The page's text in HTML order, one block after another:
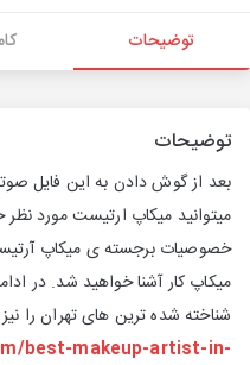
توضیحات
توضیحات
بعد از گوش دادن به این فایل
میتوانید میکاپ ارتیست مورد نظر
خصوصیات برجسته ی میکاپ
میکاپ کار آشنا خواهید شد. در
شناخته شده ترین های تهران را
best-makeup-artist-in-